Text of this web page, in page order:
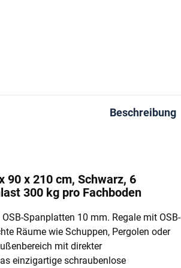
Beschreibung
90 x 210 cm, Schwarz, 6
300 kg pro Fachboden
Spanplatten 10 mm. Regale mit OSB-
Räume wie Schuppen, Pergolen oder
mit direkter
einzigartige schraubenlose